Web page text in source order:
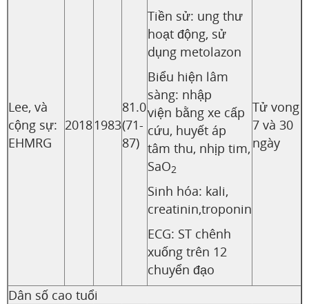
Lee, và
cộng sự:
EHMRG
20181983
81.0
(71-
87)
Tiền sử: ung thư
hoạt động, sử
dụng metolazon
Biểu hiện lâm
sàng: nhập
viện bằng xe cấp
cứu, huyết áp
tâm thu, nhịp tim,
SaO2
Sinh hóa: kali,
creatinin,troponin
ECG: ST chênh
xuống trên 12
chuyển đạo
Tử vong
7 và 30
ngày
Dân số cao tuổi